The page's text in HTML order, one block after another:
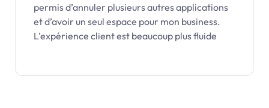
permis d’annuler plusieurs autres applications
et d’avoir un seul espace pour mon business.
L’expérience client est beaucoup plus fluide